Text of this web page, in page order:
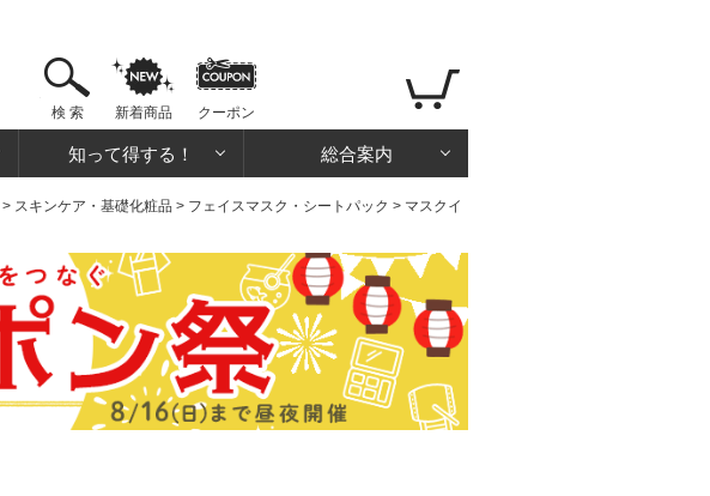
検 索 新着商品 クーポン
知って得する！ 総合案内
> スキンケア・基礎化粧品 > フェイスマスク・シートパック > マスクイ